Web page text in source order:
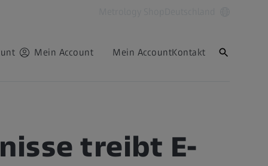
Mein Account Mein AccountKontakt
treibt E-